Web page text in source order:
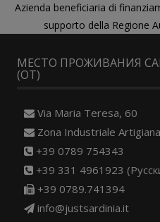
Azienda beneficiaria di
supporto della Regione
МЕСТО ПРОЖИВАНИЯ
(OT)
Via Maria Teresa, 60
Zona Industriale
+39 0789 754343
+39 331 4961923
+39 0789.741394
info@justsardinia.it